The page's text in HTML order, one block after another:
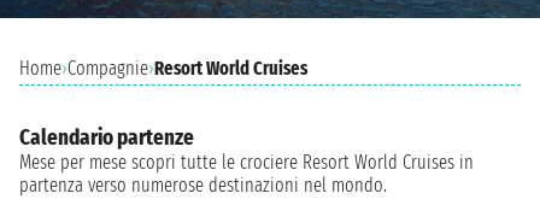
Home›Compagnie›Resort World Cruises
Calendario partenze
Mese per mese scopri tutte le crociere Resort World Cruises in
partenza verso numerose destinazioni nel mondo.